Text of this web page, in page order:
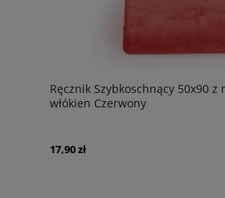
Ręcznik Szybkoschnący 50x90 z
włókien Czerwony
17,90 zł